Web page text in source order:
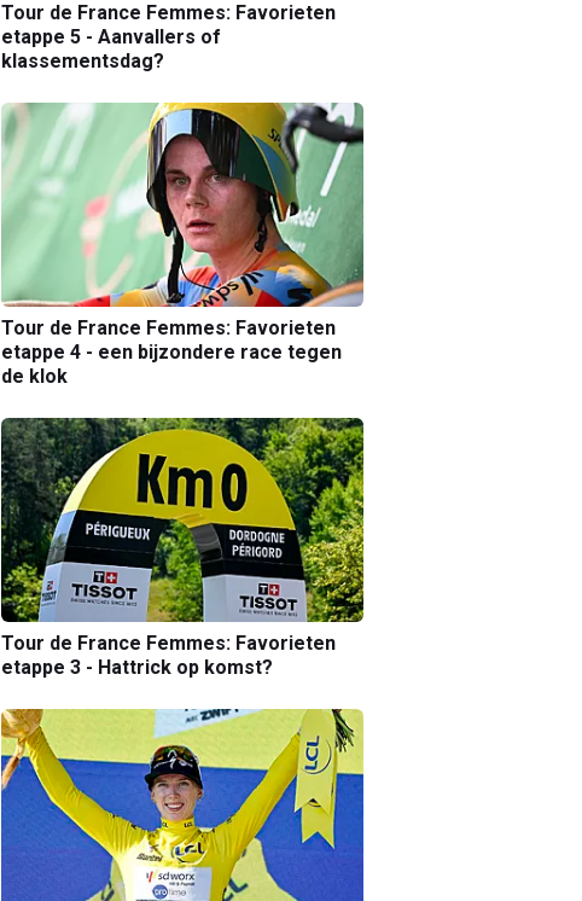
Tour de France Femmes: Favorieten
etappe 5 - Aanvallers of
klassementsdag?
Tour de France Femmes: Favorieten
etappe 4 - een bijzondere race tegen
de klok
Tour de France Femmes: Favorieten
etappe 3 - Hattrick op komst?